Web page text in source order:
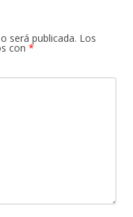
será publicada. Los
con *